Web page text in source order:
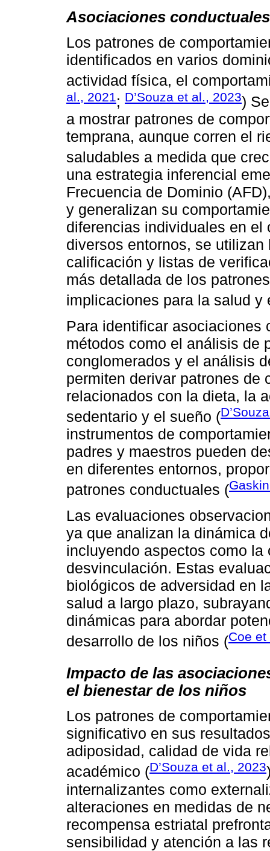
Asociaciones
Los patrones de
identificados en varios
actividad física, el
al., 2021; D’Souza et al., 2023)
a mostrar patrones de
temprana, aunque corren el
saludables a medida que
una estrategia inferencial
Frecuencia de Dominio
y generalizan su
diferencias individuales en
diversos entornos, se
calificación y listas de
más detallada de los
implicaciones para la salud y
Para identificar asociaciones
métodos como el análisis de
conglomerados y el análisis
permiten derivar patrones de
relacionados con la dieta, la
sedentario y el sueño (
instrumentos de
padres y maestros pueden
en diferentes entornos,
patrones conductuales (
Las evaluaciones
ya que analizan la dinámica
incluyendo aspectos como
desvinculación. Estas
biológicos de adversidad en
salud a largo plazo,
dinámicas para abordar
desarrollo de los niños (Coe
Impacto de las
el bienestar de los niños
Los patrones de
significativo en sus
adiposidad, calidad de vida
académico (D’Souza et al., 2023
internalizantes como
alteraciones en medidas de
recompensa estriatal
sensibilidad y atención a las